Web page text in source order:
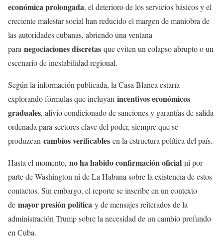
económica prolongada, el deterioro de los servicios básicos y el
creciente malestar social han reducido el margen de maniobra de
las autoridades cubanas, abriendo una ventana
para negociaciones discretas que eviten un colapso abrupto o un
escenario de inestabilidad regional.
Según la información publicada, la Casa Blanca estaría
explorando fórmulas que incluyan incentivos económicos
graduales, alivio condicionado de sanciones y garantías de salida
ordenada para sectores clave del poder, siempre que se
produzcan cambios verificables en la estructura política del país.
Hasta el momento, no ha habido confirmación oficial ni por
parte de Washington ni de La Habana sobre la existencia de estos
contactos. Sin embargo, el reporte se inscribe en un contexto
de mayor presión política y de mensajes reiterados de la
administración Trump sobre la necesidad de un cambio profundo
en Cuba.